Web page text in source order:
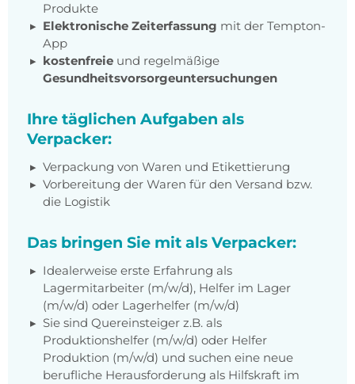
Produkte
Elektronische Zeiterfassung mit der Tempton-
App
kostenfreie und regelmäßige
Gesundheitsvorsorgeuntersuchungen
Ihre täglichen Aufgaben als
Verpacker:
Verpackung von Waren und Etikettierung
Vorbereitung der Waren für den Versand bzw.
die Logistik
Das bringen Sie mit als Verpacker:
Idealerweise erste Erfahrung als
Lagermitarbeiter (m/w/d), Helfer im Lager
(m/w/d) oder Lagerhelfer (m/w/d)
Sie sind Quereinsteiger z.B. als
Produktionshelfer (m/w/d) oder Helfer
Produktion (m/w/d) und suchen eine neue
berufliche Herausforderung als Hilfskraft im